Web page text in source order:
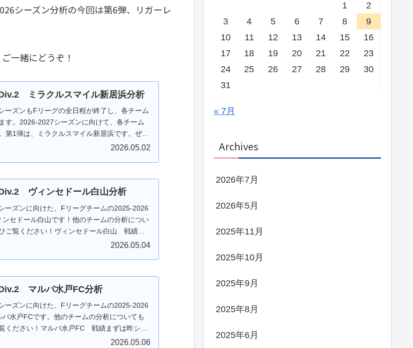
シーズン分析の今回は第6弾、リガーレ
一緒にどうぞ！
ミラクルスマイル新居浜分析
ーズンもFリーグの全日程が終了し、各チーム
す。2026-2027シーズンに向けて、各チーム
1弾は、ミラクルスマイル新居浜です。ぜひ
2026.05.02
ヴィンセドール白山分析
ーズンに向けた、Fリーグチームの2025-2026
セドール白山です！他のチームの分析につい
ご覧ください！ヴィンセドール白山 戦績ま
2026.05.04
マルバ水戸FC分析
ーズンに向けた、Fリーグチームの2025-2026
水戸FCです。他のチームの分析についても
ください！マルバ水戸FC 戦績まずは昨シー
2026.05.06
1
2
3
4 5 6 7 8
9
10
11 12 13 14 15
16
17
18 19 20 21 22
23
24
25 26 27 28 29
30
31
« 7月
Archives
2026年7月
2026年5月
2025年11月
2025年10月
2025年9月
2025年8月
2025年6月